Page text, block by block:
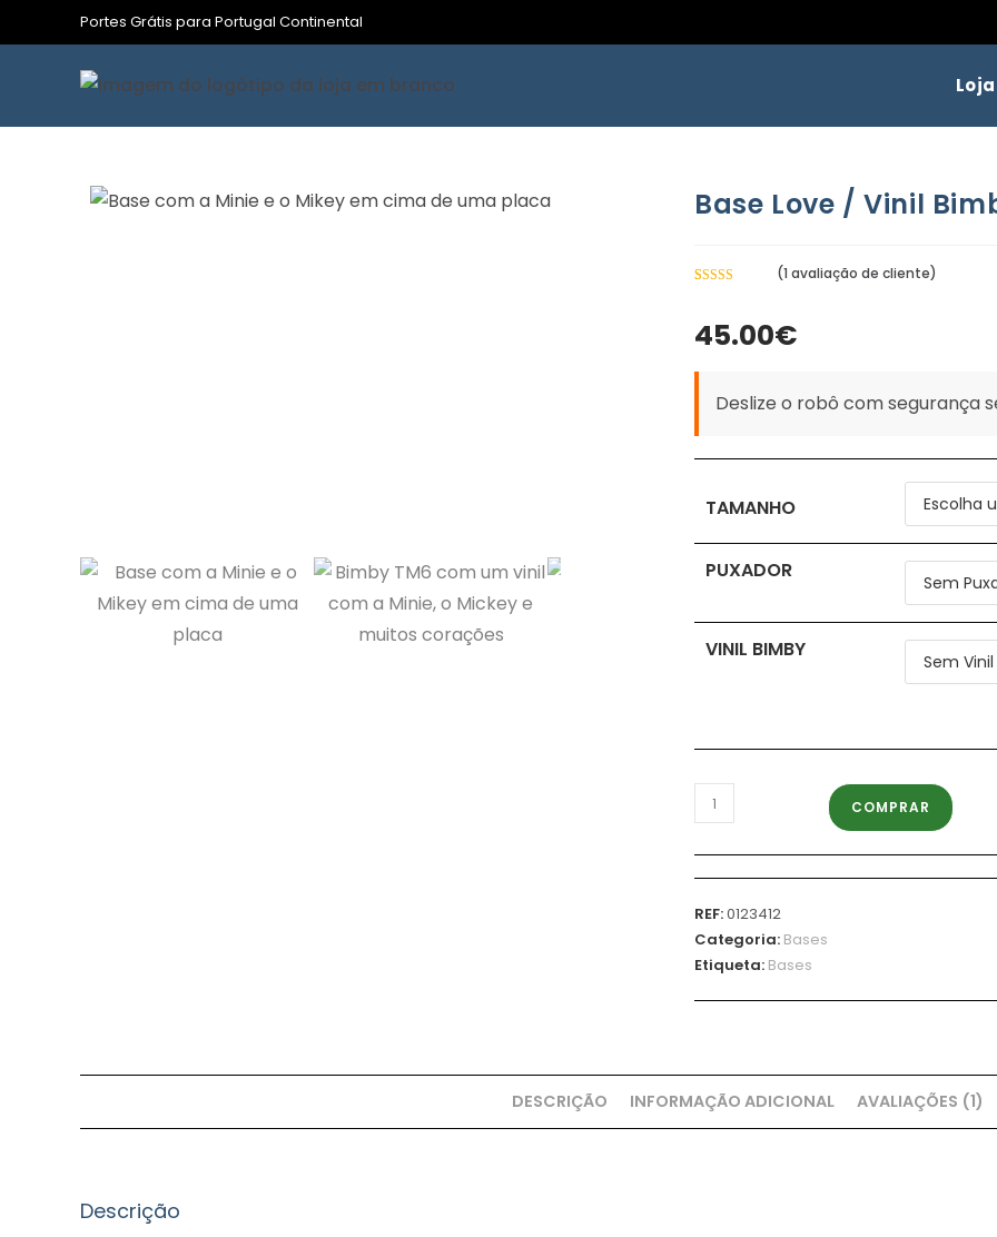
Portes Grátis para Portugal Continental
Loja
Base Love / Vinil
5 com base
de cliente
(1 avaliação de cliente)
45.00€
Deslize o robô com segurança
TAMANHO
PUXADOR
VINIL BIMBY
COMPRAR
REF:0123412
Categoria: Bases
Etiqueta: Bases
DESCRIÇÃO INFORMAÇÃO ADICIONAL AVALIAÇÕES (1)
Descrição